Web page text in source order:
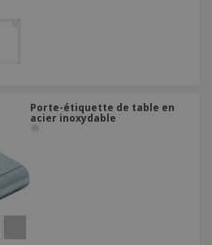
Porte-étiquette de table en
acier inoxydable